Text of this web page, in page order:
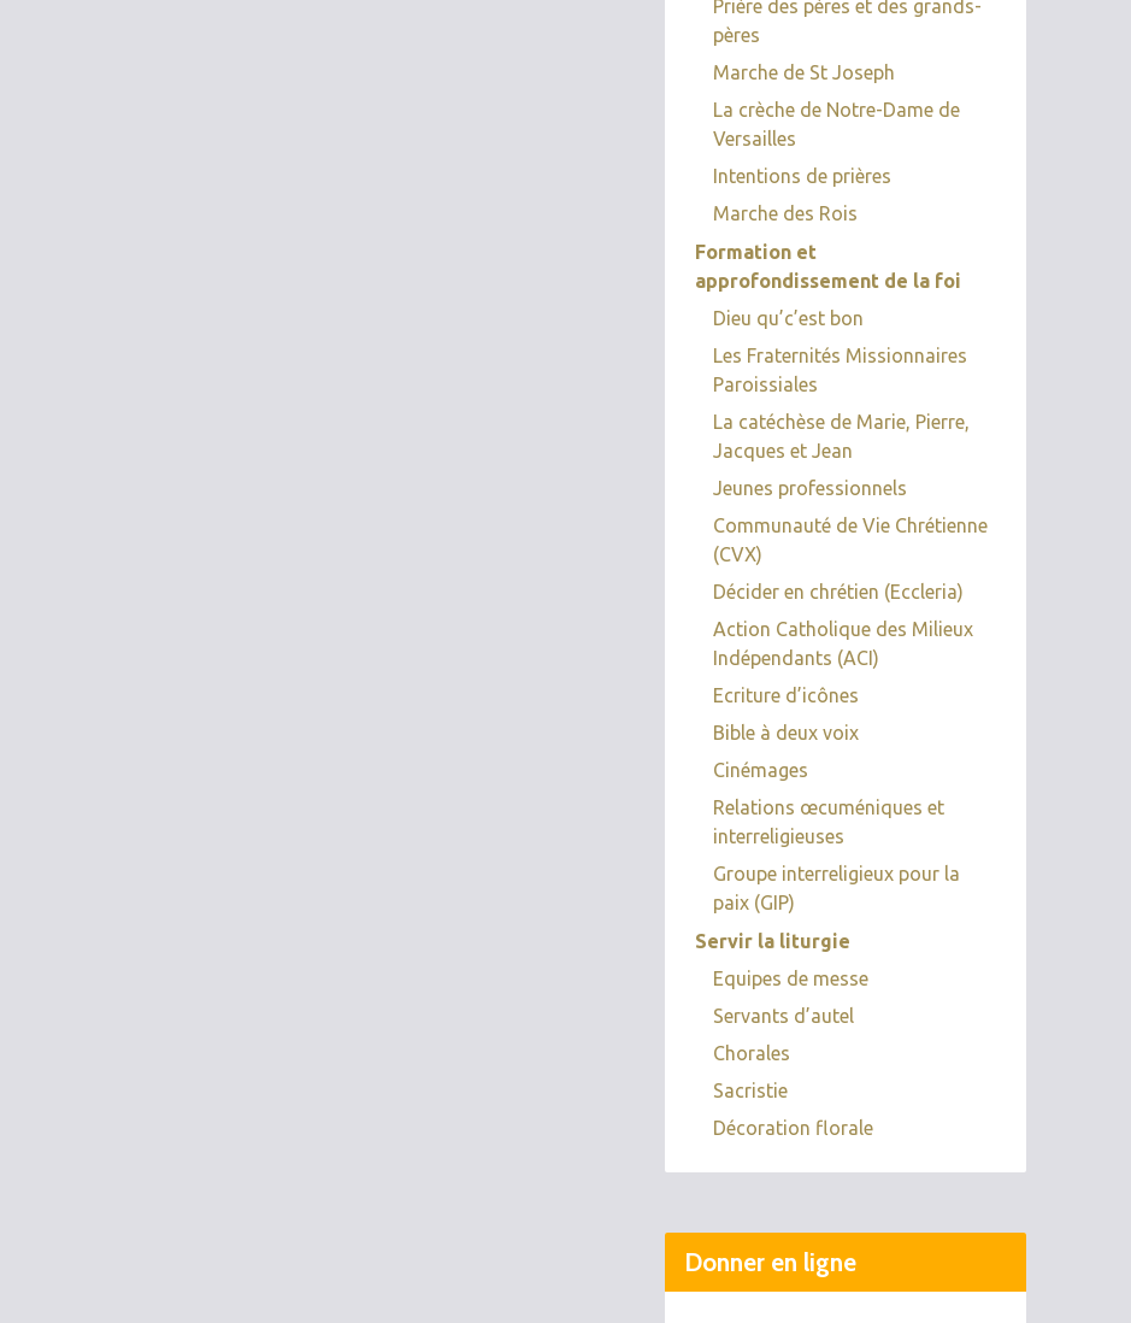
Prière des pères et des grands-
pères
Marche de St Joseph
La crèche de Notre-Dame de
Versailles
Intentions de prières
Marche des Rois
Formation et
approfondissement de la foi
Dieu qu’c’est bon
Les Fraternités Missionnaires
Paroissiales
La catéchèse de Marie, Pierre,
Jacques et Jean
Jeunes professionnels
Communauté de Vie Chrétienne
(CVX)
Décider en chrétien (Eccleria)
Action Catholique des Milieux
Indépendants (ACI)
Ecriture d’icônes
Bible à deux voix
Cinémages
Relations œcuméniques et
interreligieuses
Groupe interreligieux pour la
paix (GIP)
Servir la liturgie
Equipes de messe
Servants d’autel
Chorales
Sacristie
Décoration florale
Donner en ligne